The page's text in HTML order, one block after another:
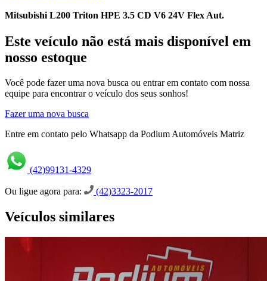
Mitsubishi L200 Triton HPE 3.5 CD V6 24V Flex Aut.
Este veículo não está mais disponível em
nosso estoque
Você pode fazer uma nova busca ou entrar em contato com nossa
equipe para encontrar o veículo dos seus sonhos!
Fazer uma nova busca
Entre em contato pelo Whatsapp da Podium Automóveis Matriz
(42)99131-4329
Ou ligue agora para: (42)3323-2017
Veículos similares